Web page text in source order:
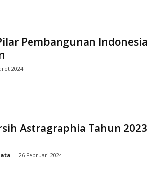
Pembangunan Indonesia
2024
Astragraphia Tahun 2023
- 26 Februari 2024